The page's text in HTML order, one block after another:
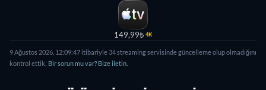
149,99₺ 4K
9 Ağustos 2026, 12:09:47 itibariyle 34 streaming servisinde güncelleme olup olmadığını
kontrol ettik. Bir sorun mu var? Bize iletin.